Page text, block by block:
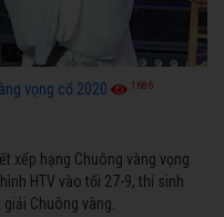
vọng cổ 2020 1686
xếp hạng Chuông vàng vọng
HTV vào tối 27-9, thí sinh
Chuông vàng.